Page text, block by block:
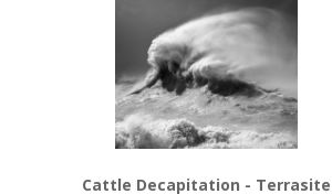
Cattle Decapitation - Terrasite